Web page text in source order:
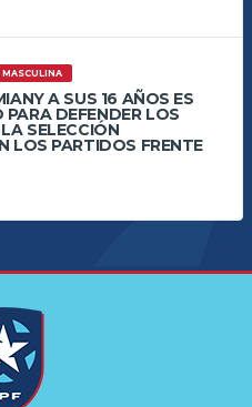
MASCULINA
A SUS 16 AÑOS ES
DEFENDER LOS
SELECCIÓN
LOS PARTIDOS FRENTE